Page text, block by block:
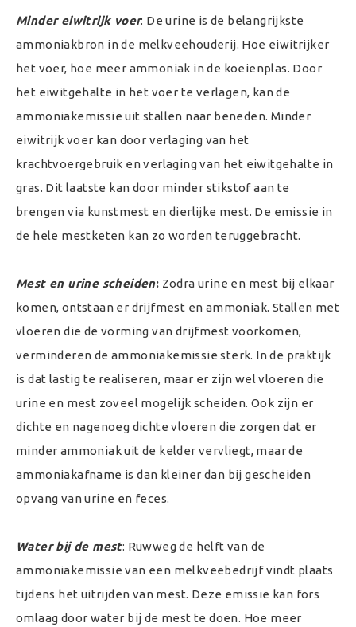
Minder eiwitrijk voer: De urine is de belangrijkste
ammoniakbron in de melkveehouderij. Hoe eiwitrijker
het voer, hoe meer ammoniak in de koeienplas. Door
het eiwitgehalte in het voer te verlagen, kan de
ammoniakemissie uit stallen naar beneden. Minder
eiwitrijk voer kan door verlaging van het
krachtvoergebruik en verlaging van het eiwitgehalte in
gras. Dit laatste kan door minder stikstof aan te
brengen via kunstmest en dierlijke mest. De emissie in
de hele mestketen kan zo worden teruggebracht.
Mest en urine scheiden: Zodra urine en mest bij elkaar
komen, ontstaan er drijfmest en ammoniak. Stallen met
vloeren die de vorming van drijfmest voorkomen,
verminderen de ammoniakemissie sterk. In de praktijk
is dat lastig te realiseren, maar er zijn wel vloeren die
urine en mest zoveel mogelijk scheiden. Ook zijn er
dichte en nagenoeg dichte vloeren die zorgen dat er
minder ammoniak uit de kelder vervliegt, maar de
ammoniakafname is dan kleiner dan bij gescheiden
opvang van urine en feces.
Water bij de mest: Ruwweg de helft van de
ammoniakemissie van een melkveebedrijf vindt plaats
tijdens het uitrijden van mest. Deze emissie kan fors
omlaag door water bij de mest te doen. Hoe meer